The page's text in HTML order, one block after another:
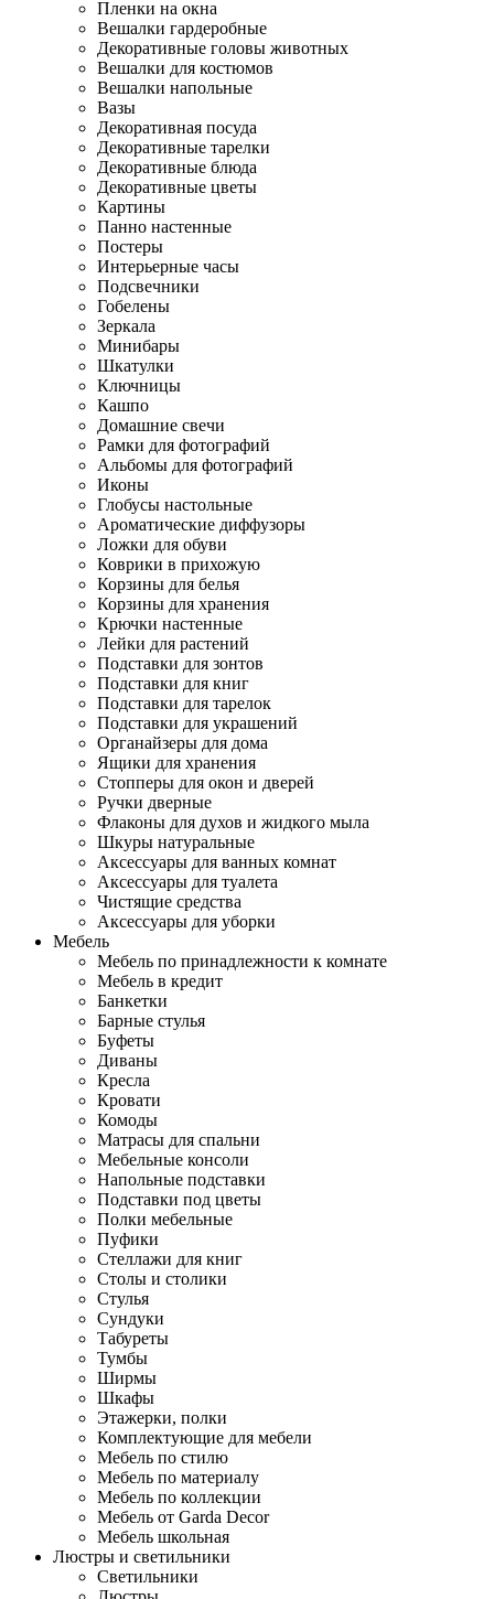
Пленки на окна
Вешалки гардеробные
Декоративные головы животных
Вешалки для костюмов
Вешалки напольные
Вазы
Декоративная посуда
Декоративные тарелки
Декоративные блюда
Декоративные цветы
Картины
Панно настенные
Постеры
Интерьерные часы
Подсвечники
Гобелены
Зеркала
Минибары
Шкатулки
Ключницы
Кашпо
Домашние свечи
Рамки для фотографий
Альбомы для фотографий
Иконы
Глобусы настольные
Ароматические диффузоры
Ложки для обуви
Коврики в прихожую
Корзины для белья
Корзины для хранения
Крючки настенные
Лейки для растений
Подставки для зонтов
Подставки для книг
Подставки для тарелок
Подставки для украшений
Органайзеры для дома
Ящики для хранения
Стопперы для окон и дверей
Ручки дверные
Флаконы для духов и жидкого мыла
Шкуры натуральные
Аксессуары для ванных комнат
Аксессуары для туалета
Чистящие средства
Аксессуары для уборки
Мебель
Мебель по принадлежности к комнате
Мебель в кредит
Банкетки
Барные стулья
Буфеты
Диваны
Кресла
Кровати
Комоды
Матрасы для спальни
Мебельные консоли
Напольные подставки
Подставки под цветы
Полки мебельные
Пуфики
Стеллажи для книг
Столы и столики
Стулья
Сундуки
Табуреты
Тумбы
Ширмы
Шкафы
Этажерки, полки
Комплектующие для мебели
Мебель по стилю
Мебель по материалу
Мебель по коллекции
Мебель от Garda Decor
Мебель школьная
Люстры и светильники
Светильники